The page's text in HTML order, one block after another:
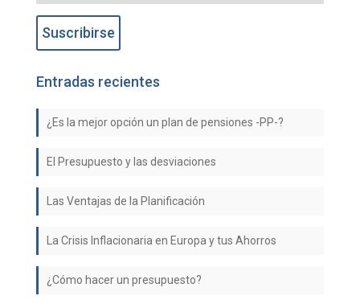
Entradas recientes
¿Es la mejor opción un plan de pensiones -PP-?
El Presupuesto y las desviaciones
Las Ventajas de la Planificación
La Crisis Inflacionaria en Europa y tus Ahorros
¿Cómo hacer un presupuesto?